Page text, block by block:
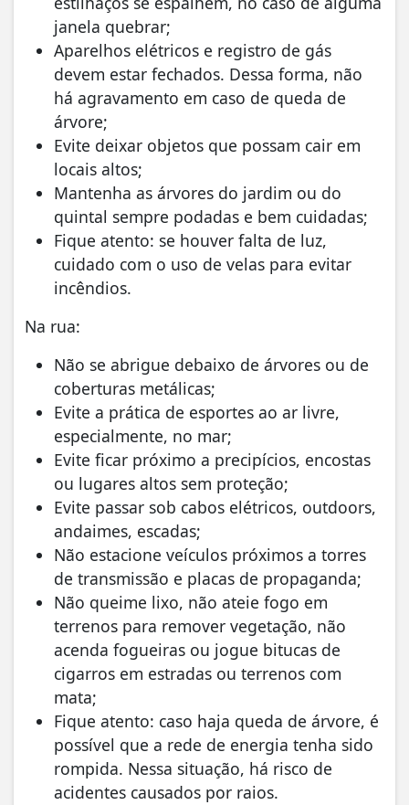
janela quebrar;
Aparelhos elétricos e registro de gás
devem estar fechados. Dessa forma, não
há agravamento em caso de queda de
árvore;
Evite deixar objetos que possam cair em
locais altos;
Mantenha as árvores do jardim ou do
quintal sempre podadas e bem cuidadas;
Fique atento: se houver falta de luz,
cuidado com o uso de velas para evitar
incêndios.
Na rua:
Não se abrigue debaixo de árvores ou de
coberturas metálicas;
Evite a prática de esportes ao ar livre,
especialmente, no mar;
Evite ficar próximo a precipícios, encostas
ou lugares altos sem proteção;
Evite passar sob cabos elétricos, outdoors,
andaimes, escadas;
Não estacione veículos próximos a torres
de transmissão e placas de propaganda;
Não queime lixo, não ateie fogo em
terrenos para remover vegetação, não
acenda fogueiras ou jogue bitucas de
cigarros em estradas ou terrenos com
mata;
Fique atento: caso haja queda de árvore, é
possível que a rede de energia tenha sido
rompida. Nessa situação, há risco de
acidentes causados por raios.